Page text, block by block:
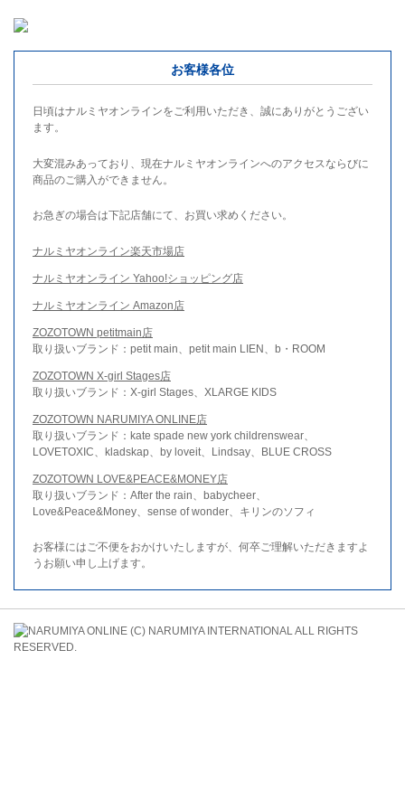
お客様各位
日頃はナルミヤオンラインをご利用いただき、誠にありがとうござい
ます。
大変混みあっており、現在ナルミヤオンラインへのアクセスならびに
商品のご購入ができません。
お急ぎの場合は下記店舗にて、お買い求めください。
ナルミヤオンライン楽天市場店
ナルミヤオンライン Yahoo!ショッピング店
ナルミヤオンライン Amazon店
ZOZOTOWN petitmain店
取り扱いブランド：petit main、petit main LIEN、b・ROOM
ZOZOTOWN X-girl Stages店
取り扱いブランド：X-girl Stages、XLARGE KIDS
ZOZOTOWN NARUMIYA ONLINE店
取り扱いブランド：kate spade new york childrenswear、
LOVETOXIC、kladskap、by loveit、Lindsay、BLUE CROSS
ZOZOTOWN LOVE&PEACE&MONEY店
取り扱いブランド：After the rain、babycheer、
Love&Peace&Money、sense of wonder、キリンのソフィ
お客様にはご不便をおかけいたしますが、何卒ご理解いただきますよ
うお願い申し上げます。